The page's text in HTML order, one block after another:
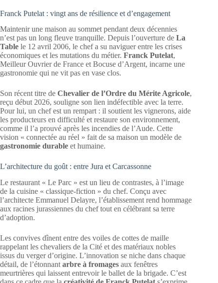
Franck Putelat : vingt ans de résilience et d’engagement
Maintenir une maison au sommet pendant deux décennies
n’est pas un long fleuve tranquille. Depuis l’ouverture de La
Table le 12 avril 2006, le chef a su naviguer entre les crises
économiques et les mutations du métier. Franck Putelat,
Meilleur Ouvrier de France et Bocuse d’Argent, incarne une
gastronomie qui ne vit pas en vase clos.
Son récent titre de Chevalier de l’Ordre du Mérite Agricole,
reçu début 2026, souligne son lien indéfectible avec la terre.
Pour lui, un chef est un rempart : il soutient les vignerons, aide
les producteurs en difficulté et restaure son environnement,
comme il l’a prouvé après les incendies de l’Aude. Cette
vision « connectée au réel » fait de sa maison un modèle de
gastronomie durable et humaine.
L’architecture du goût : entre Jura et Carcassonne
Le restaurant « Le Parc » est un lieu de contrastes, à l’image
de la cuisine « classique-fiction » du chef. Conçu avec
l’architecte Emmanuel Delayre, l’établissement rend hommage
aux racines jurassiennes du chef tout en célébrant sa terre
d’adoption.
Les convives dînent entre des voiles de cottes de maille
rappelant les chevaliers de la Cité et des matériaux nobles
issus du verger d’origine. L’innovation se niche dans chaque
détail, de l’étonnant arbre à fromages aux fenêtres
meurtrières qui laissent entrevoir le ballet de la brigade. C’est